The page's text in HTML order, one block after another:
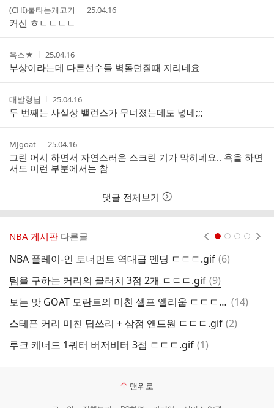
작
성
자
(CHI)불타는개고기
작
간
25.04.16
커신 ㅎㄷㄷㄷㄷ
작
성
자
욱스★
작
성
시
간
25.04.16
부상이라는데 다른선수들 벽돌던질때 지리네요
작
성
자
대발형님
작
성
시
간
25.04.16
두 번째는 사실상 밸런스가 무너졌는데도 넣네;;;
작
성
자
MJgoat
작
성
시
간
25.04.16
그린 어시 하면서 자연스러운 스크린 기가 막히네요.. 욕을 하면
서도 이런 부분에서는 참
댓글 전체보기
NBA 게시판 다른글
NBA 플레이-인 토너먼트 역대급 엔딩 ㄷㄷㄷ.gif 댓
(6)
팀을 구하는 커리의 클러치 3점 2개 ㄷㄷㄷ.gif 댓
글
(9)
보는 맛 GOAT 모란트의 미친 셀프 앨리웁 ㄷㄷㄷ.gif 댓
(14)
스테픈 커리 미친 딥쓰리 + 삼점 앤드원 ㄷㄷㄷ.gif 댓
(2)
루크 케너드 1쿼터 버저비터 3점 ㄷㄷㄷ.gif 댓
(1)
맨위로